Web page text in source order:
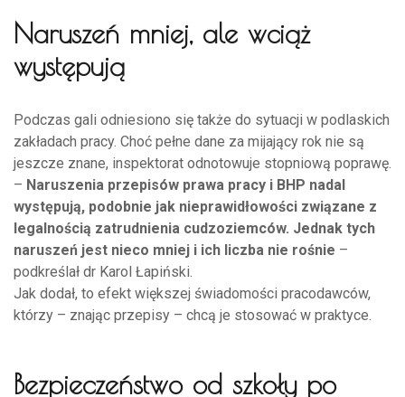
Naruszeń mniej, ale wciąż
występują
Podczas gali odniesiono się także do sytuacji w podlaskich
zakładach pracy. Choć pełne dane za mijający rok nie są
jeszcze znane, inspektorat odnotowuje stopniową poprawę.
– Naruszenia przepisów prawa pracy i BHP nadal
występują, podobnie jak nieprawidłowości związane z
legalnością zatrudnienia cudzoziemców. Jednak tych
naruszeń jest nieco mniej i ich liczba nie rośnie –
podkreślał dr Karol Łapiński.
Jak dodał, to efekt większej świadomości pracodawców,
którzy – znając przepisy – chcą je stosować w praktyce.
Bezpieczeństwo od szkoły po